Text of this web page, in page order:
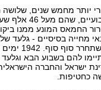
יותר מחמש שנים, שלושה
ושבועיים,
החמאס המונע ממנו
מחייה בסיסיים - גלעד
להשתחרר
להם בשבוע הבא
ישראל והחברה
כחטיפות.